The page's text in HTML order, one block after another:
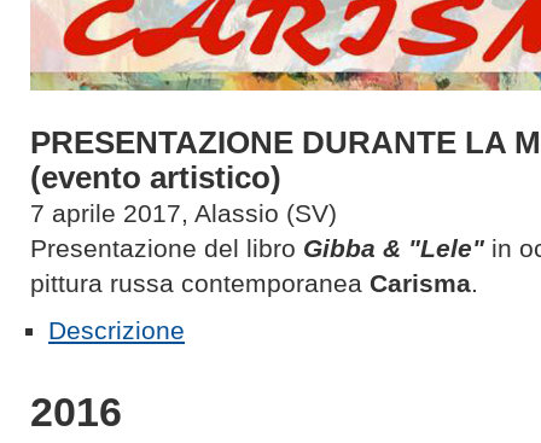
PRESENTAZIONE DURANTE LA
(evento artistico)
7 aprile 2017, Alassio (SV)
Presentazione del libro Gibba & "Lele" in
pittura russa contemporanea Carisma.
Descrizione
2016